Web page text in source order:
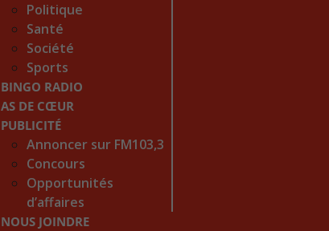
Politique
Santé
Société
Sports
BINGO RADIO
AS DE CŒUR
PUBLICITÉ
Annoncer sur FM103,3
Concours
Opportunités
d’affaires
NOUS JOINDRE